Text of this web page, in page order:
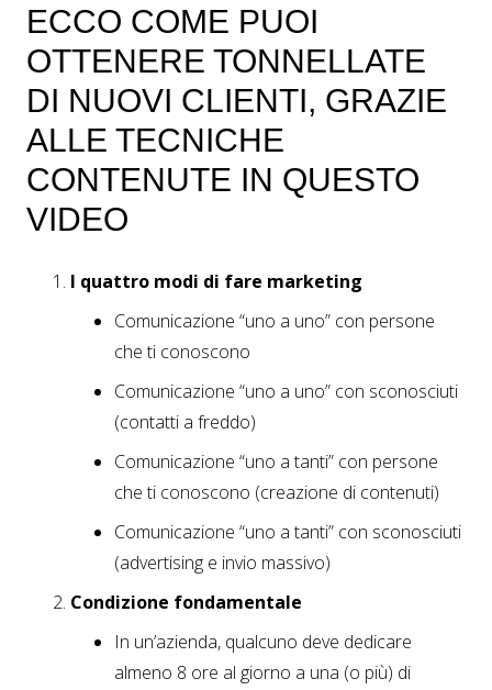
ECCO COME PUOI
OTTENERE TONNELLATE
DI NUOVI CLIENTI, GRAZIE
ALLE TECNICHE
CONTENUTE IN QUESTO
VIDEO
I quattro modi di fare marketing
Comunicazione “uno a uno” con persone
che ti conoscono
Comunicazione “uno a uno” con sconosciuti
(contatti a freddo)
Comunicazione “uno a tanti” con persone
che ti conoscono (creazione di contenuti)
Comunicazione “uno a tanti” con sconosciuti
(advertising e invio massivo)
Condizione fondamentale
In un’azienda, qualcuno deve dedicare
almeno 8 ore al giorno a una (o più) di